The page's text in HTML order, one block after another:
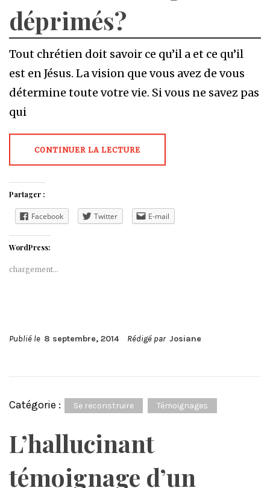
déprimés?
Tout chrétien doit savoir ce qu’il a et ce qu’il
est en Jésus. La vision que vous avez de vous
détermine toute votre vie. Si vous ne savez pas
qui
CONTINUER LA LECTURE
Partager :
Facebook Twitter E-mail
WordPress:
chargement…
Publié le 8 septembre, 2014 Rédigé par Josiane
Catégorie : Se reconstruire Témoignages
L’hallucinant
témoignage d’un